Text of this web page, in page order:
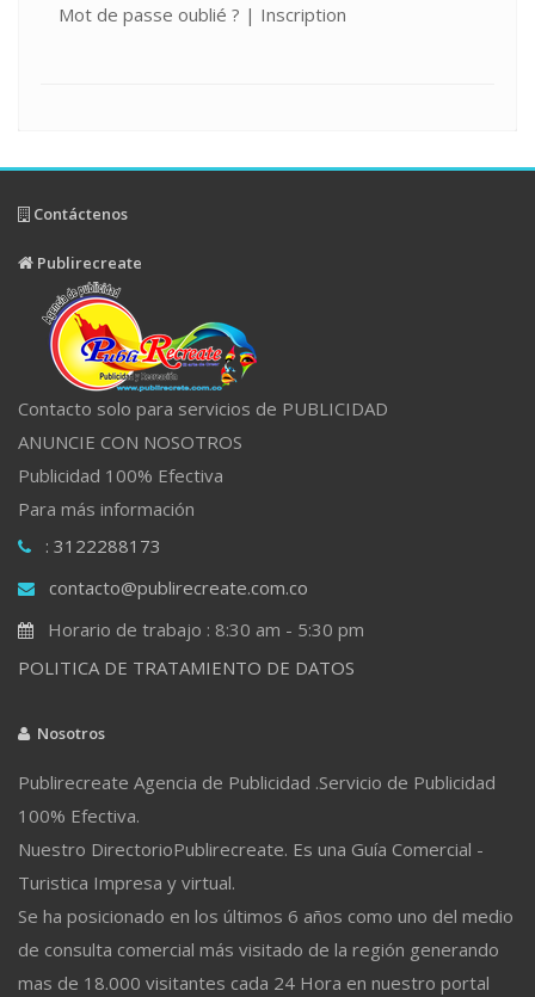
Mot de passe oublié ? | Inscription
Contáctenos
Publirecreate
Contacto solo para servicios de PUBLICIDAD
ANUNCIE CON NOSOTROS
Publicidad 100% Efectiva
Para más información
: 3122288173
contacto@publirecreate.com.co
Horario de trabajo : 8:30 am - 5:30 pm
POLITICA DE TRATAMIENTO DE DATOS
Nosotros
Publirecreate Agencia de Publicidad .Servicio de Publicidad
100% Efectiva.
Nuestro DirectorioPublirecreate. Es una Guía Comercial -
Turistica Impresa y virtual.
Se ha posicionado en los últimos 6 años como uno del medio
de consulta comercial más visitado de la región generando
mas de 18.000 visitantes cada 24 Hora en nuestro portal